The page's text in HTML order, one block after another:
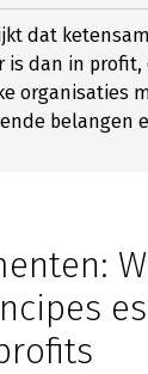
dat
is dan in
organisaties
belangen